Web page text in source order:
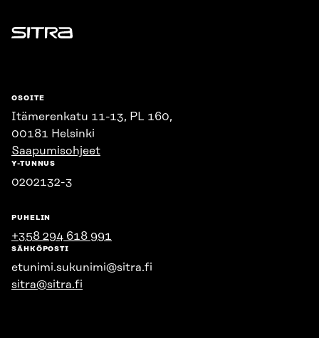
Sitra
OSOITE
Itämerenkatu 11-13, PL 160,
00181 Helsinki
Saapumisohjeet
Y-TUNNUS
0202132-3
PUHELIN
+358 294 618 991
SÄHKÖPOSTI
etunimi.sukunimi@sitra.fi
sitra@sitra.fi